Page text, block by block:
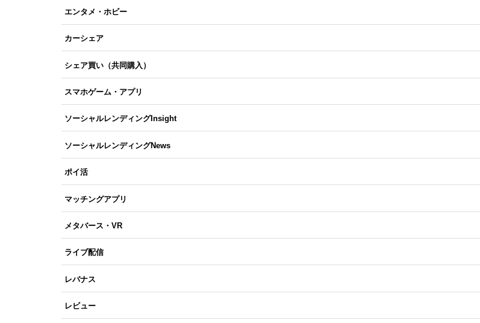
エンタメ・ホビー
カーシェア
シェア買い（共同購入）
スマホゲーム・アプリ
ソーシャルレンディングInsight
ソーシャルレンディングNews
ポイ活
マッチングアプリ
メタバース・VR
ライブ配信
レバナス
レビュー